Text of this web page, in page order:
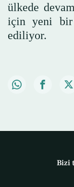
ülkede
için yeni bir
ediliyor.
Bizi